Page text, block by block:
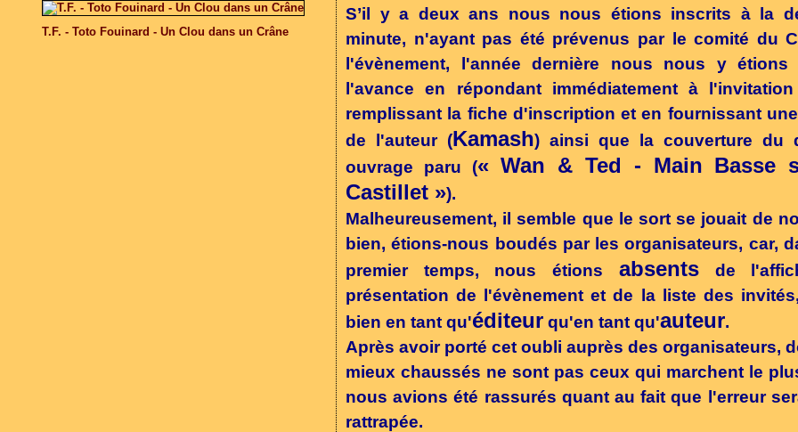
T.F. - Toto Fouinard - Un Clou dans un Crâne
S’il y a deux ans nous nous étions inscrits à la
minute, n'ayant pas été prévenus par le comité du
l'évènement, l'année dernière nous nous y
l'avance en répondant immédiatement à
remplissant la fiche d'inscription et en fournissant
de l'auteur (Kamash) ainsi que la couverture du
ouvrage paru (« Wan & Ted - Main Basse
Castillet »).
Malheureusement, il semble que le sort se jouait de
bien, étions-nous boudés par les organisateurs, car,
premier temps, nous étions absentsde
présentation de l'évènement et de la liste des
bien en tant qu'éditeur qu'en tant qu'auteur.
Après avoir porté cet oubli auprès des organisateurs,
mieux chaussés ne sont pas ceux qui marchent le
nous avions été rassurés quant au fait que l'erreur
rattrapée.